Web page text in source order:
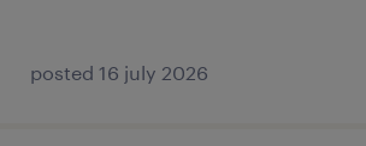
posted 16 july 2026